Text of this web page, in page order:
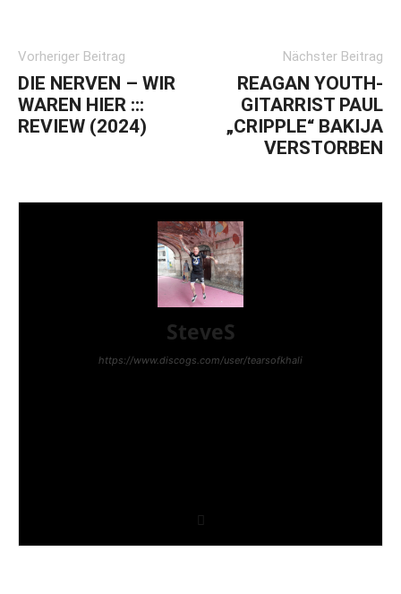
Vorheriger Beitrag
DIE NERVEN – WIR
WAREN HIER :::
REVIEW (2024)
Nächster Beitrag
REAGAN YOUTH-
GITARRIST PAUL
„CRIPPLE“ BAKIJA
VERSTORBEN
SteveS
https://www.discogs.com/user/tearsofkhali